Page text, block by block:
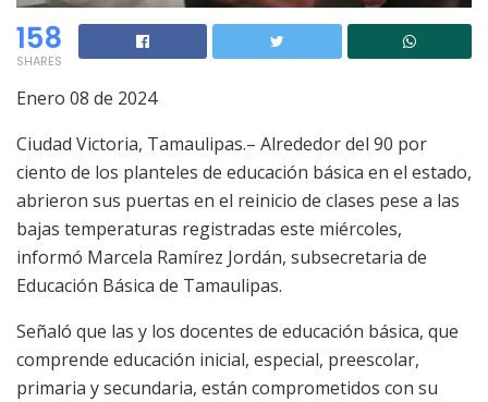
158
SHARES
Enero 08 de 2024
Ciudad Victoria, Tamaulipas.– Alrededor del 90 por
ciento de los planteles de educación básica en el estado,
abrieron sus puertas en el reinicio de clases pese a las
bajas temperaturas registradas este miércoles,
informó Marcela Ramírez Jordán, subsecretaria de
Educación Básica de Tamaulipas.
Señaló que las y los docentes de educación básica, que
comprende educación inicial, especial, preescolar,
primaria y secundaria, están comprometidos con su